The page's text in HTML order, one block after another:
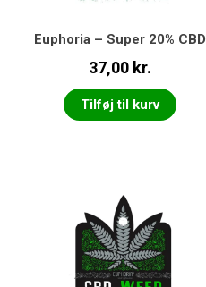
Euphoria – Super 20% CBD
37,00 kr.
Tilføj til kurv